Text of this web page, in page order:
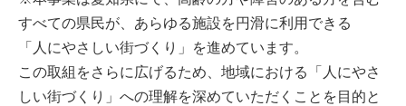
すべての県民が、あらゆる施設を円滑に利用できる
「人にやさしい街づくり」を進めています。
この取組をさらに広げるため、地域における「人にやさ
しい街づくり」への理解を深めていただくことを目的と